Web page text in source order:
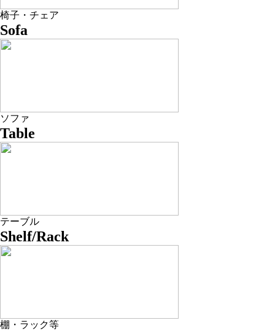
椅子・チェア
Sofa
ソファ
Table
テーブル
Shelf/Rack
棚・ラック等